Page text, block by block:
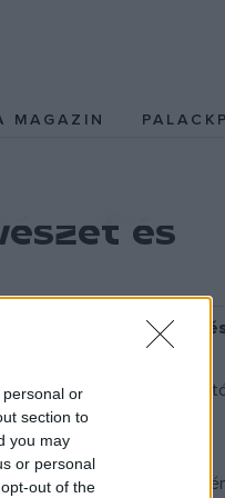
or
section to
you may
or personal
out of the
MAGAZIN
és
valamint népi ékszer-
a Docler cégcsoport
területükön a